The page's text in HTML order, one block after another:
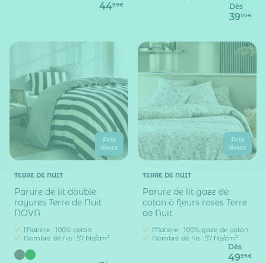
4499€ Dès
3999€
Prix
doux
TERRE DE NUIT
Parure de lit double
rayures Terre de Nuit
NOVA
Matière : 100% coton
Nombre de fils : 57 fils/cm²
Prix
doux
TERRE DE NUIT
Parure de lit gaze de
coton à fleurs roses Terre
de Nuit
Matière : 100% gaze de coton
Nombre de fils : 57 fils/cm²
Dès
4999€